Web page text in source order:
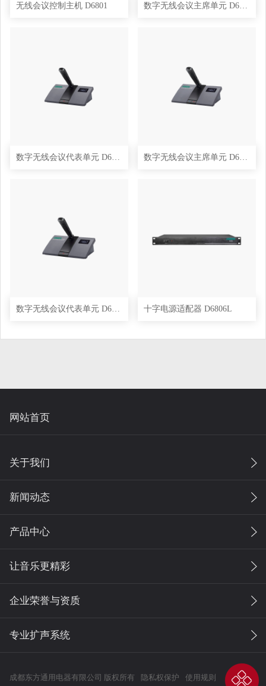
无线会议控制主机 D6801 数字无线会议主席单元 D6802
数字无线会议代表单元 D6803 数字无线会议主席单元 D6802L
数字无线会议代表单元 D6803L 十字电源适配器 D6806L
网站首页
关于我们
新闻动态
产品中心
让音乐更精彩
企业荣誉与资质
专业扩声系统
成都东方通用电器有限公司 版权所有 隐私权保护 使用规则